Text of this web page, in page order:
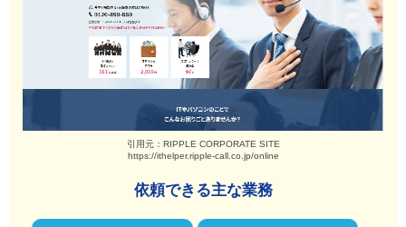
引用元：RIPPLE CORPORATE SITE
https://ithelper.ripple-call.co.jp/online
依頼できる主な業務